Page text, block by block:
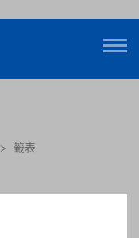
> 籤表